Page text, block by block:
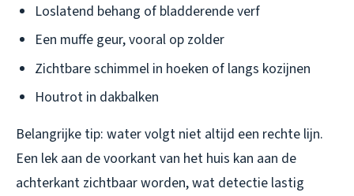
Loslatend behang of bladderende verf
Een muffe geur, vooral op zolder
Zichtbare schimmel in hoeken of langs kozijnen
Houtrot in dakbalken
Belangrijke tip: water volgt niet altijd een rechte lijn.
Een lek aan de voorkant van het huis kan aan de
achterkant zichtbaar worden, wat detectie lastig